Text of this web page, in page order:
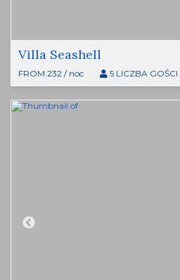
Villa Seashell
FROM 232 / noc 5 LICZBA GOŚCI